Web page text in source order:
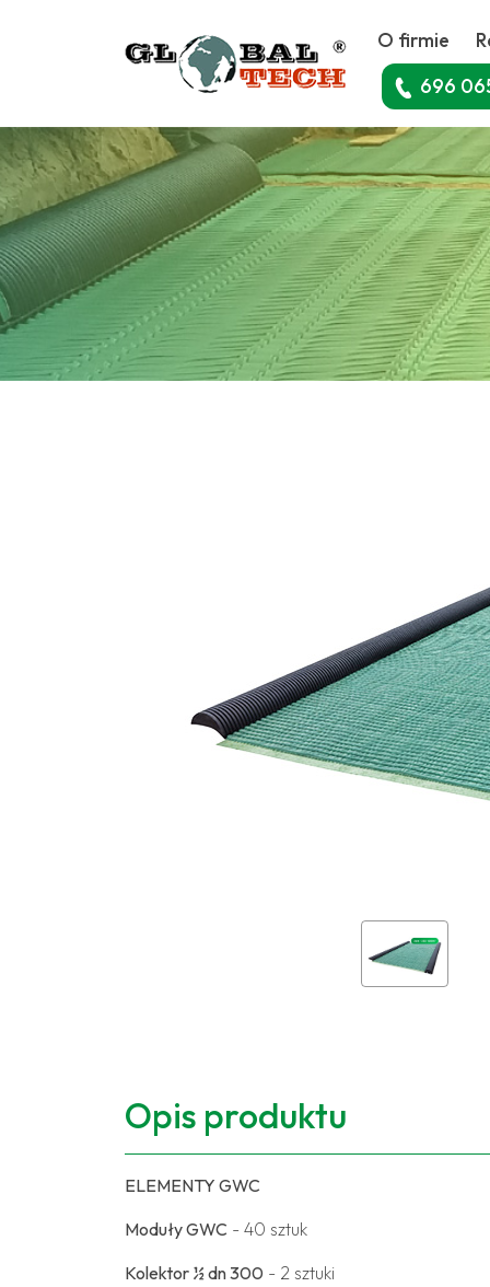
O firmie
696
Opis produktu
ELEMENTY GWC
Moduły GWC - 40 sztuk
Kolektor ½ dn 300 - 2 sztuki